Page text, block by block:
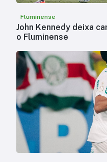
Fluminense
John Kennedy deixa
o Fluminense